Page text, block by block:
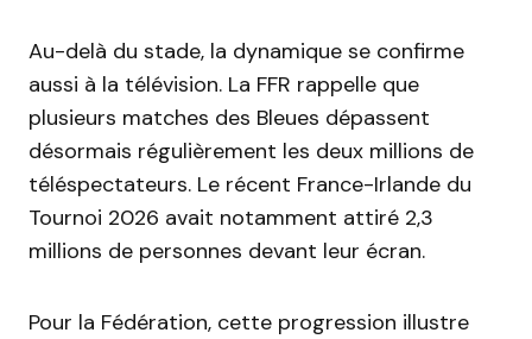
Au-delà du stade, la dynamique se confirme
aussi à la télévision. La FFR rappelle que
plusieurs matches des Bleues dépassent
désormais régulièrement les deux millions de
téléspectateurs. Le récent France-Irlande du
Tournoi 2026 avait notamment attiré 2,3
millions de personnes devant leur écran.
Pour la Fédération, cette progression illustre